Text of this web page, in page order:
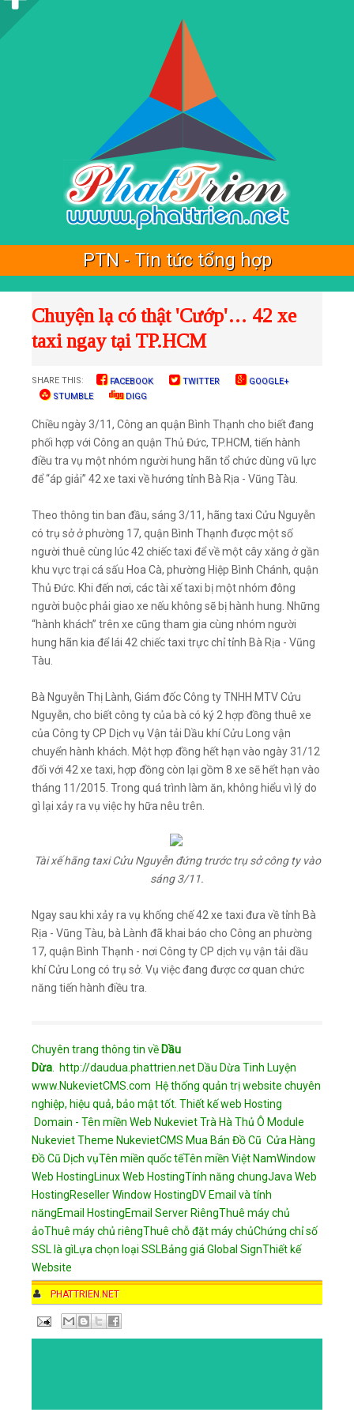
PTN - Tin tức tổng hợp
Chuyện lạ có thật 'Cướp'… 42 xe
taxi ngay tại TP.HCM
SHARE THIS: FACEBOOK TWITTER
GOOGLE+
STUMBLE
DIGG
Chiều ngày 3/11, Công an quận Bình Thạnh cho biết đang
phối hợp với Công an quận Thủ Đức, TP.HCM, tiến hành
điều tra vụ một nhóm người hung hãn tổ chức dùng vũ lực
để “áp giải” 42 xe taxi về hướng tỉnh Bà Rịa - Vũng Tàu.
Theo thông tin ban đầu, sáng 3/11, hãng taxi Cửu Nguyễn
có trụ sở ở phường 17, quận Bình Thạnh được một số
người thuê cùng lúc 42 chiếc taxi để về một cây xăng ở gần
khu vực trại cá sấu Hoa Cà, phường Hiệp Bình Chánh, quận
Thủ Đức. Khi đến nơi, các tài xế taxi bị một nhóm đông
người buộc phải giao xe nếu không sẽ bị hành hung. Những
“hành khách” trên xe cũng tham gia cùng nhóm người
hung hãn kia để lái 42 chiếc taxi trực chỉ tỉnh Bà Rịa - Vũng
Tàu.
Bà Nguyễn Thị Lành, Giám đốc Công ty TNHH MTV Cửu
Nguyễn, cho biết công ty của bà có ký 2 hợp đồng thuê xe
của Công ty CP Dịch vụ Vận tải Dầu khí Cửu Long vận
chuyển hành khách. Một hợp đồng hết hạn vào ngày 31/12
đối với 42 xe taxi, hợp đồng còn lại gồm 8 xe sẽ hết hạn vào
tháng 11/2015. Trong quá trình làm ăn, không hiểu vì lý do
gì lại xảy ra vụ việc hy hữa nêu trên.
Tài xế hãng taxi Cửu Nguyễn đứng trước trụ sở công ty vào
sáng 3/11.
Ngay sau khi xảy ra vụ khống chế 42 xe taxi đưa về tỉnh Bà
Rịa - Vũng Tàu, bà Lành đã khai báo cho Công an phường
17, quận Bình Thạnh - nơi Công ty CP dịch vụ vận tải dầu
khí Cửu Long có trụ sở. Vụ việc đang được cơ quan chức
năng tiến hành điều tra.
Chuyên trang thông tin về Dầu
Dừa
http://daudua.phattrien.net Dầu Dừa Tinh Luyện
www.NukevietCMS.com Hệ thống quản trị website chuyên
nghiệp, hiệu quả, bảo mật tốt. Thiết kế web Hosting
Domain - Tên miền Web NukevietTrà Hà Thủ Ô Module
NukevietTheme NukevietCMS Mua Bán Đồ Cũ Cửa Hàng
Đồ Cũ Dịch vụTên miền quốc tếTên miền Việt NamWindow
Web HostingLinux Web HostingTính năng chungJava Web
HostingReseller Window HostingDV Email và tính
năngEmail HostingEmail Server RiêngThuê máy chủ
ảoThuê máy chủ riêngThuê chỗ đặt máy chủChứng chỉ số
SSL là gìLựa chọn loại SSLBảng giá Global SignThiết kế
Website
AUTHOR
PHATTRIEN.NET
DATE
2:01 PM